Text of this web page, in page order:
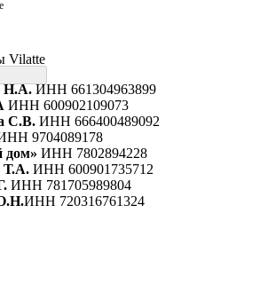
Vilatte
Н.А.ИНН 661304963899
ИНН 600902109073
С.В. ИНН 666400489092
9704089178
ИНН 7802894228
Т.А. ИНН 600901735712
ИНН 781705989804
ИНН 720316761324